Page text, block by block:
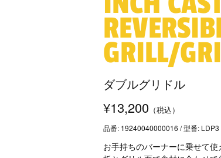
GRILL/
ダブルグリドル
¥13,200（税込）
品番: 19240040000016 / 型番: LDP3
お手持ちのバーナーに乗せて